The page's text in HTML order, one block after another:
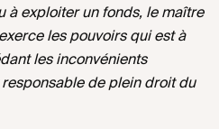
à exploiter un fonds, le maître
les pouvoirs qui est à
les inconvénients
de plein droit du